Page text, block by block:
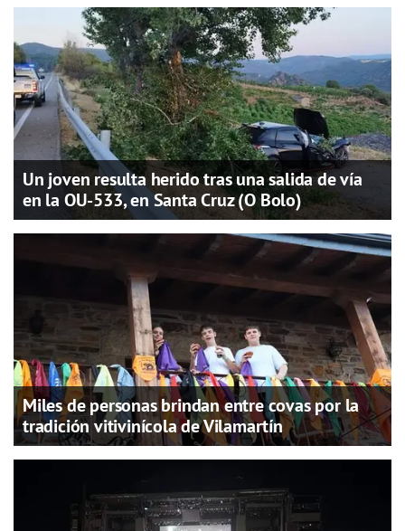
Un joven resulta herido tras una salida de vía
en la OU-533, en Santa Cruz (O Bolo)
Miles de personas brindan entre covas por la
tradición vitivinícola de Vilamartín